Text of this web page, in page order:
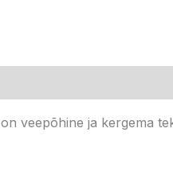
on veepõhine ja kergema